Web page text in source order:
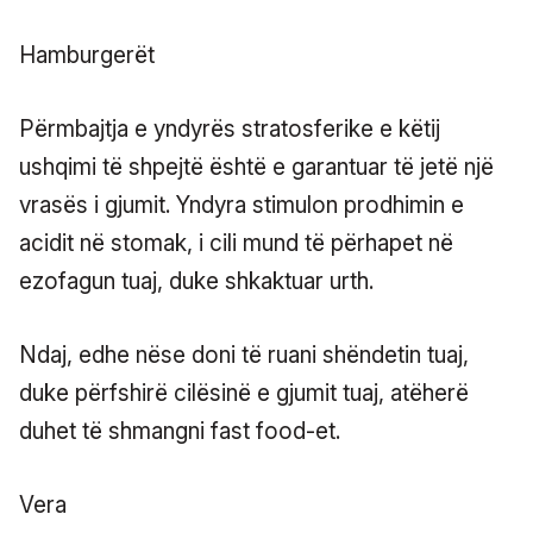
Hamburgerët
Përmbajtja e yndyrës stratosferike e këtij
ushqimi të shpejtë është e garantuar të jetë një
vrasës i gjumit. Yndyra stimulon prodhimin e
acidit në stomak, i cili mund të përhapet në
ezofagun tuaj, duke shkaktuar urth.
Ndaj, edhe nëse doni të ruani shëndetin tuaj,
duke përfshirë cilësinë e gjumit tuaj, atëherë
duhet të shmangni fast food-et.
Vera